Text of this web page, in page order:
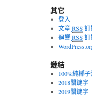
其它
登入
文章RSS 訂
迴響RSS 訂
鏈結
100%純椰子
2018關鍵字
2019關鍵字